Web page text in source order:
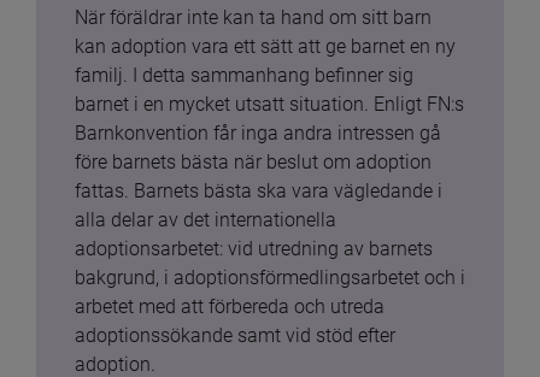
När föräldrar inte kan ta hand om sitt barn
kan adoption vara ett sätt att ge barnet en ny
familj. I detta sammanhang befinner sig
barnet i en mycket utsatt situation. Enligt FN:s
Barnkonvention får inga andra intressen gå
före barnets bästa när beslut om adoption
fattas. Barnets bästa ska vara vägledande i
alla delar av det internationella
adoptionsarbetet: vid utredning av barnets
bakgrund, i adoptionsförmedlingsarbetet och i
arbetet med att förbereda och utreda
adoptionssökande samt vid stöd efter
adoption.